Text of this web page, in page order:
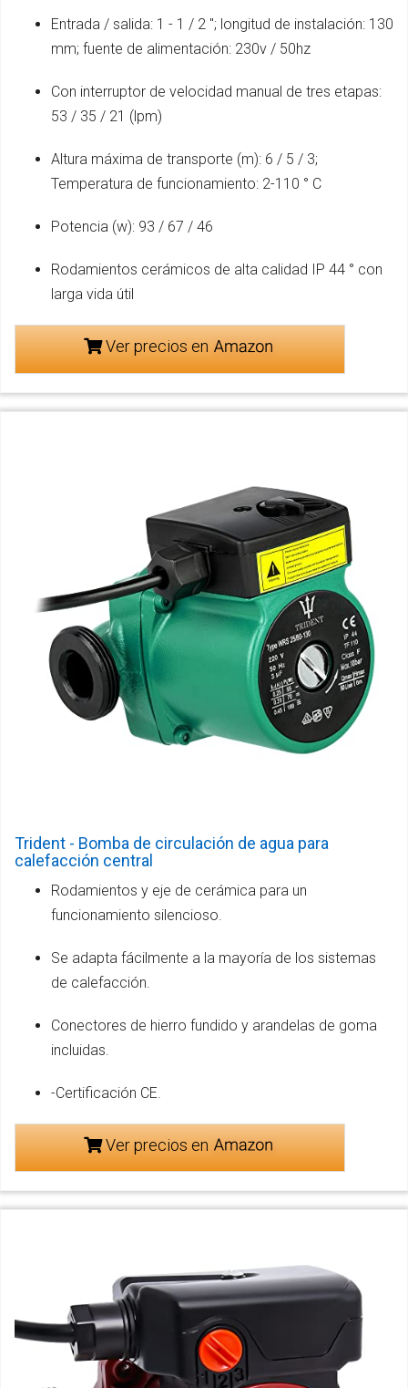
Entrada / salida: 1 - 1 / 2 "; longitud de instalación: 130
mm; fuente de alimentación: 230v / 50hz
Con interruptor de velocidad manual de tres etapas:
53 / 35 / 21 (lpm)
Altura máxima de transporte (m): 6 / 5 / 3;
Temperatura de funcionamiento: 2-110 ° C
Potencia (w): 93 / 67 / 46
Rodamientos cerámicos de alta calidad IP 44 ° con
larga vida útil
Ver precios en
Trident - Bomba de circulación de agua para
calefacción central
Rodamientos y eje de cerámica para un
funcionamiento silencioso.
Se adapta fácilmente a la mayoría de los sistemas
de calefacción.
Conectores de hierro fundido y arandelas de goma
incluidas.
-Certificación CE.
Ver precios en